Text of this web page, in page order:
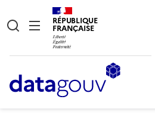
RÉPUBLIQUE
FRANÇAISE